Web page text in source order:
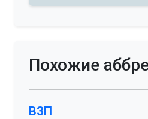
Похожие
ВЗП